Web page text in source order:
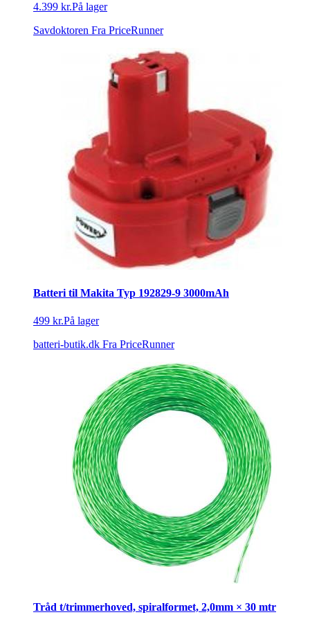
4.399 kr.På lager
Savdoktoren Fra PriceRunner
Batteri til Makita Typ 192829-9 3000mAh
499 kr.På lager
batteri-butik.dk Fra PriceRunner
Tråd t/trimmerhoved, spiralformet, 2,0mm × 30 mtr